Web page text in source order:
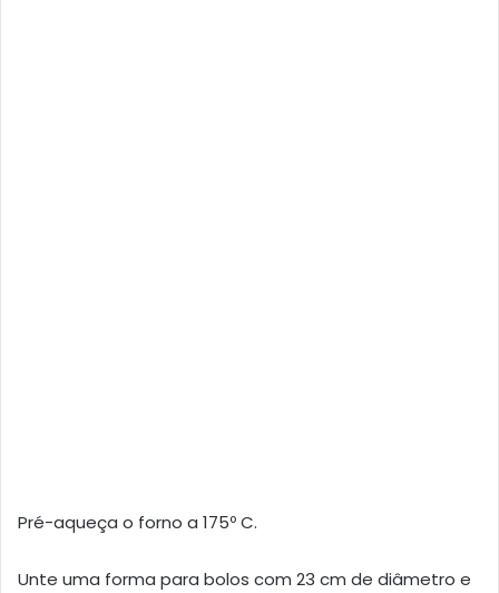
Pré-aqueça o forno a 175º C.
Unte uma forma para bolos com 23 cm de diâmetro e